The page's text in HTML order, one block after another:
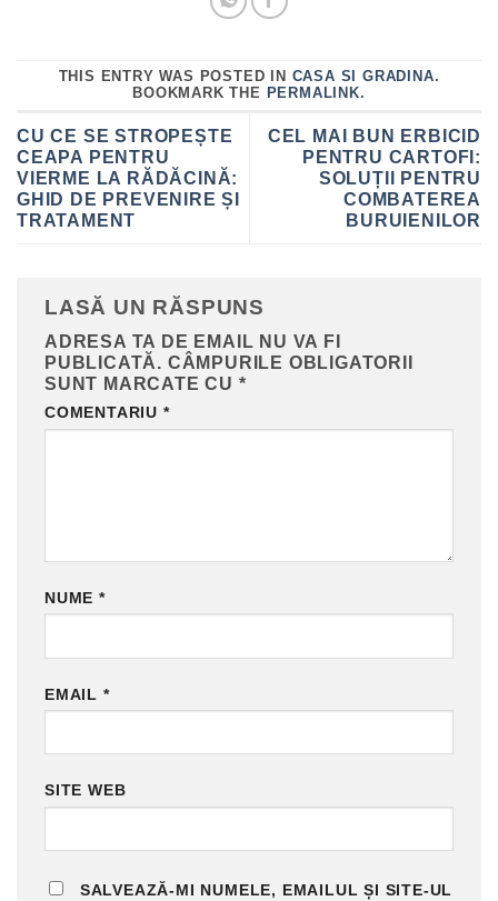
THIS ENTRY WAS POSTED IN CASA SI GRADINA.
BOOKMARK THE PERMALINK.
CU CE SE STROPEȘTE
CEAPA PENTRU
VIERME LA RĂDĂCINĂ:
GHID DE PREVENIRE ȘI
TRATAMENT
CEL MAI BUN ERBICID
PENTRU CARTOFI:
SOLUȚII PENTRU
COMBATEREA
BURUIENILOR
LASĂ UN RĂSPUNS
ADRESA TA DE EMAIL NU VA FI
PUBLICATĂ. CÂMPURILE OBLIGATORII
SUNT MARCATE CU *
COMENTARIU *
NUME *
EMAIL *
SITE WEB
SALVEAZĂ-MI NUMELE, EMAILUL ȘI SITE-UL